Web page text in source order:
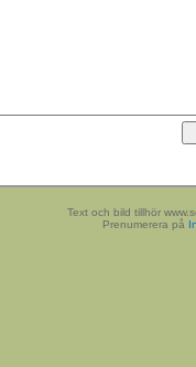
Text och bild tillhör
Prenumerera på